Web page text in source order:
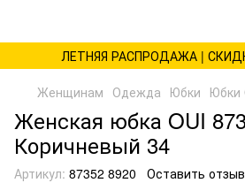
ЛЕТНЯЯ РАСПРОДАЖА |
Женщинам Одежда Юбки Юбки
Женская юбка OUI
Коричневый 34
Артикул: 87352 8920 Оставить отзыв